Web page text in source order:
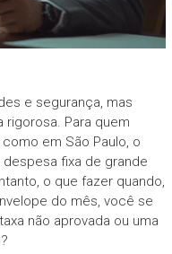
e segurança, mas
Para quem
em São Paulo, o
fixa de grande
o que fazer quando,
do mês, você se
não aprovada ou uma